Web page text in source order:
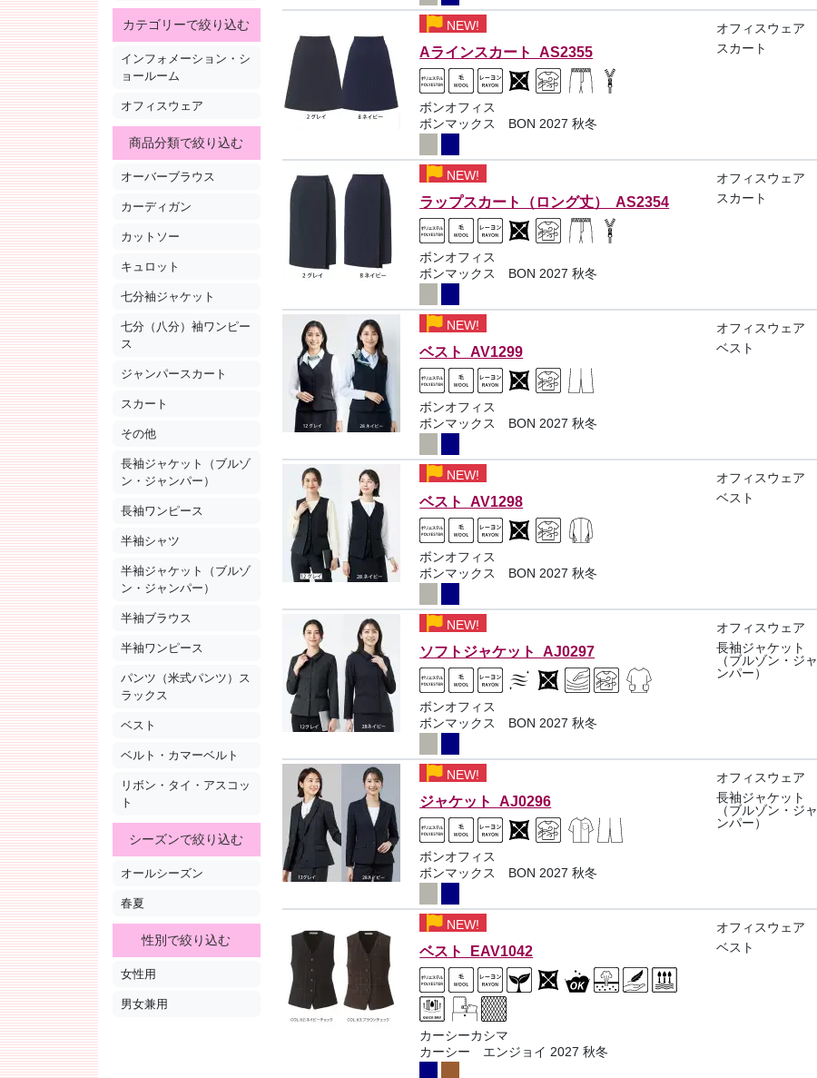
カテゴリーで絞り込む
インフォメーション・シ
ョールーム
オフィスウェア
商品分類で絞り込む
オーバーブラウス
カーディガン
カットソー
キュロット
七分袖ジャケット
七分（八分）袖ワンピー
ス
ジャンパースカート
スカート
その他
長袖ジャケット（ブルゾ
ン・ジャンパー）
長袖ワンピース
半袖シャツ
半袖ジャケット（ブルゾ
ン・ジャンパー）
半袖ブラウス
半袖ワンピース
パンツ（米式パンツ）ス
ラックス
ベスト
ベルト・カマーベルト
リボン・タイ・アスコッ
ト
シーズンで絞り込む
オールシーズン
春夏
性別で絞り込む
女性用
男女兼用
NEW!
Aラインスカート AS2355
ボンオフィス
ボンマックス BON 2027 秋冬
オフィスウェア
スカート
NEW!
ラップスカート（ロング丈） AS2354
ボンオフィス
ボンマックス BON 2027 秋冬
オフィスウェア
スカート
NEW!
ベスト AV1299
ボンオフィス
ボンマックス BON 2027 秋冬
オフィスウェア
ベスト
NEW!
ベスト AV1298
ボンオフィス
ボンマックス BON 2027 秋冬
オフィスウェア
ベスト
NEW!
ソフトジャケット AJ0297
ボンオフィス
ボンマックス BON 2027 秋冬
オフィスウェア
長袖ジャケット
（ブルゾン・ジャ
ンパー）
NEW!
ジャケット AJ0296
ボンオフィス
ボンマックス BON 2027 秋冬
オフィスウェア
長袖ジャケット
（ブルゾン・ジャ
ンパー）
NEW!
ベスト EAV1042
カーシーカシマ
カーシー エンジョイ 2027 秋冬
オフィスウェア
ベスト